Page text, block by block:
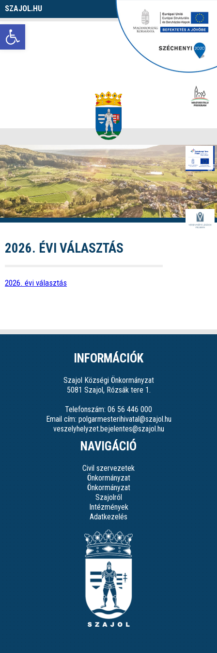
Eszköztár megnyitása
SZAJOL.HU
2026. ÉVI VÁLASZTÁS
2026. évi választás
INFORMÁCIÓK
Szajol Községi Önkormányzat
5081 Szajol, Rózsák tere 1.
Telefonszám: 06 56 446 000
Email cím: polgarmesterihivatal@szajol.hu
veszelyhelyzet.bejelentes@szajol.hu
NAVIGÁCIÓ
Civil szervezetek
Önkormányzat
Önkormányzat
Szajolról
Intézmények
Adatkezelés